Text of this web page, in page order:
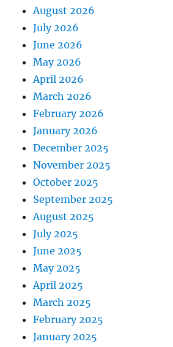
August 2026
July 2026
June 2026
May 2026
April 2026
March 2026
February 2026
January 2026
December 2025
November 2025
October 2025
September 2025
August 2025
July 2025
June 2025
May 2025
April 2025
March 2025
February 2025
January 2025